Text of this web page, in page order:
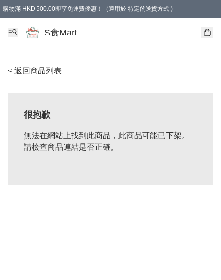
購物滿 HKD 500.00即享免運費優惠！（適用於 特定的送貨方式 )
S食Mart
< 返回商品列表
很抱歉
無法在網站上找到此商品，此商品可能已下架。
請檢查商品連結是否正確。